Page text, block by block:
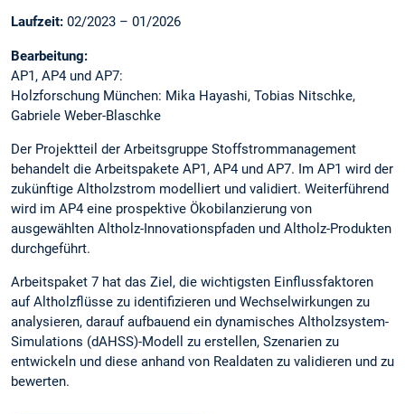
Laufzeit: 02/2023 – 01/2026
Bearbeitung:
AP1, AP4 und AP7:
Holzforschung München: Mika Hayashi, Tobias Nitschke,
Gabriele Weber-Blaschke
Der Projektteil der Arbeitsgruppe Stoffstrommanagement
behandelt die Arbeitspakete AP1, AP4 und AP7. Im AP1 wird der
zukünftige Altholzstrom modelliert und validiert. Weiterführend
wird im AP4 eine prospektive Ökobilanzierung von
ausgewählten Altholz-Innovationspfaden und Altholz-Produkten
durchgeführt.
Arbeitspaket 7 hat das Ziel, die wichtigsten Einflussfaktoren
auf Altholzflüsse zu identifizieren und Wechselwirkungen zu
analysieren, darauf aufbauend ein dynamisches Altholzsystem-
Simulations (dAHSS)-Modell zu erstellen, Szenarien zu
entwickeln und diese anhand von Realdaten zu validieren und zu
bewerten.